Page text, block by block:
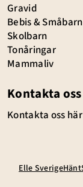
Gravid
Bebis & Småbarn
Skolbarn
Tonåringar
Mammaliv
Kontakta oss
Kontakta oss här
Elle SverigeHänt